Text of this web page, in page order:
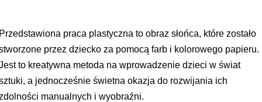
praca plastyczna to obraz słońca, które zostało
przez dziecko za pomocą farb i kolorowego papieru.
to kreatywna metoda na wprowadzenie dzieci w świat
a jednocześnie świetna okazja do rozwijania ich
manualnych i wyobraźni.